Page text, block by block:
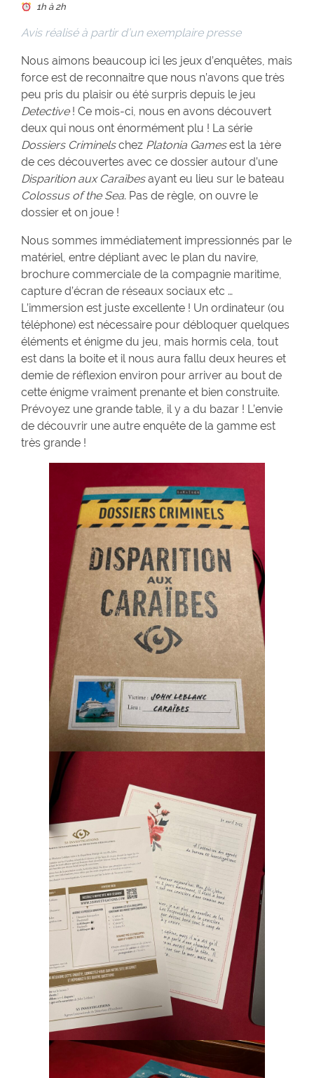
1h à 2h
Avis réalisé à partir d’un exemplaire presse
Nous aimons beaucoup ici les jeux d’enquêtes, mais
force est de reconnaitre que nous n’avons que très
peu pris du plaisir ou été surpris depuis le jeu
Detective! Ce mois-ci, nous en avons découvert
deux qui nous ont énormément plu ! La série
Dossiers Criminelschez Platonia Gamesest la 1ère
de ces découvertes avec ce dossier autour d’une
Disparition aux Caraïbesayant eu lieu sur le bateau
Colossus of the Sea. Pas de règle, on ouvre le
dossier et on joue !
Nous sommes immédiatement impressionnés par le
matériel, entre dépliant avec le plan du navire,
brochure commerciale de la compagnie maritime,
capture d’écran de réseaux sociaux etc …
L’immersion est juste excellente ! Un ordinateur (ou
téléphone) est nécessaire pour débloquer quelques
éléments et énigme du jeu, mais hormis cela, tout
est dans la boite et il nous aura fallu deux heures et
demie de réflexion environ pour arriver au bout de
cette énigme vraiment prenante et bien construite.
Prévoyez une grande table, il y a du bazar ! L’envie
de découvrir une autre enquête de la gamme est
très grande !